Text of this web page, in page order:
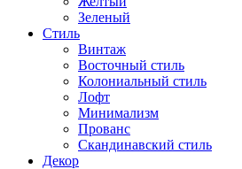
Зеленый
Стиль
Винтаж
Восточный стиль
Колониальный стиль
Лофт
Минимализм
Прованс
Скандинавский стиль
Декор